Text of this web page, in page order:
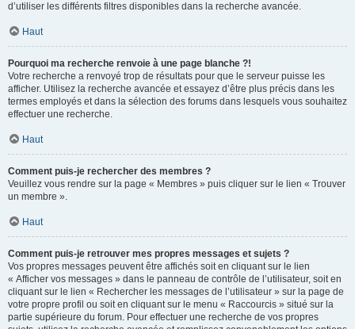
d’utiliser les différents filtres disponibles dans la recherche avancée.
Haut
Pourquoi ma recherche renvoie à une page blanche ?!
Votre recherche a renvoyé trop de résultats pour que le serveur puisse les
afficher. Utilisez la recherche avancée et essayez d’être plus précis dans les
termes employés et dans la sélection des forums dans lesquels vous souhaitez
effectuer une recherche.
Haut
Comment puis-je rechercher des membres ?
Veuillez vous rendre sur la page « Membres » puis cliquer sur le lien « Trouver
un membre ».
Haut
Comment puis-je retrouver mes propres messages et sujets ?
Vos propres messages peuvent être affichés soit en cliquant sur le lien
« Afficher vos messages » dans le panneau de contrôle de l’utilisateur, soit en
cliquant sur le lien « Rechercher les messages de l’utilisateur » sur la page de
votre propre profil ou soit en cliquant sur le menu « Raccourcis » situé sur la
partie supérieure du forum. Pour effectuer une recherche de vos propres